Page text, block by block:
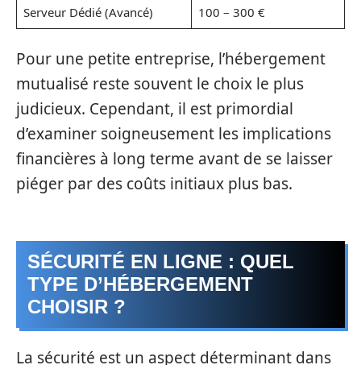
Serveur Dédié (Avancé)
100 – 300 €
Pour une petite entreprise, l’hébergement
mutualisé reste souvent le choix le plus
judicieux. Cependant, il est primordial
d’examiner soigneusement les implications
financières à long terme avant de se laisser
piéger par des coûts initiaux plus bas.
SÉCURITÉ EN LIGNE : QUEL
TYPE D’HÉBERGEMENT
CHOISIR ?
La sécurité est un aspect déterminant dans